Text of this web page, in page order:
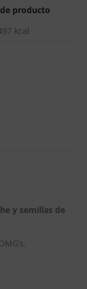
producto
kcal
y semillas de